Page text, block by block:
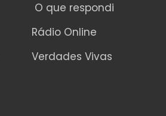
O que respondi
Rádio Online
Verdades Vivas